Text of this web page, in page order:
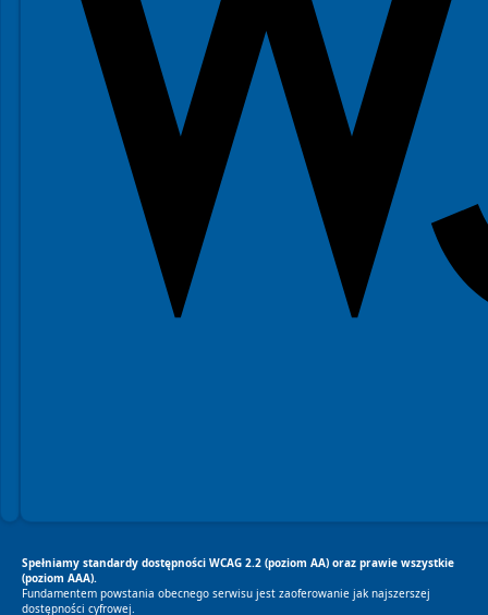
Spełniamy standardy dostępności WCAG 2.2 (poziom AA) oraz prawie wszystkie
(poziom AAA).
Fundamentem powstania obecnego serwisu jest zaoferowanie jak najszerszej